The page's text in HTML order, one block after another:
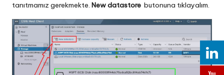
tanıtmamız gerekmekte. New datastore butonuna tıklayalım.